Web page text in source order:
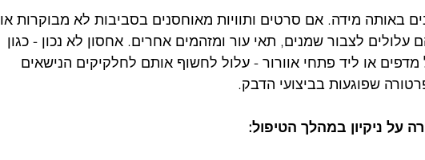
באותה מידה. אם סרטים ותוויות מאוחסנים בסביבות לא מבוקרות או
לצבור שמנים, תאי עור ומזהמים אחרים. אחסון לא נכון - כגון
מדפים או ליד פתחי אוורור - עלול לחשוף אותם לחלקיקים הנישאים
שפוגעות בביצועי הדבק.
על ניקיון במהלך הטיפול: